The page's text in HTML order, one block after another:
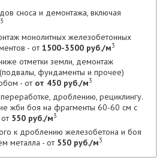
сноса и демонтажа, включая
3
монолитных железобетонных
- от1500-3500 руб./м3
отметки земли, демонтаж
фундаменты и прочее)
- от от 450 руб./м3
дроблению, рециклингу.
жби боя на фрагменты 60-60 см с
550 руб./м3
к дроблению железобетона и боя
металла - от 550 руб./м3